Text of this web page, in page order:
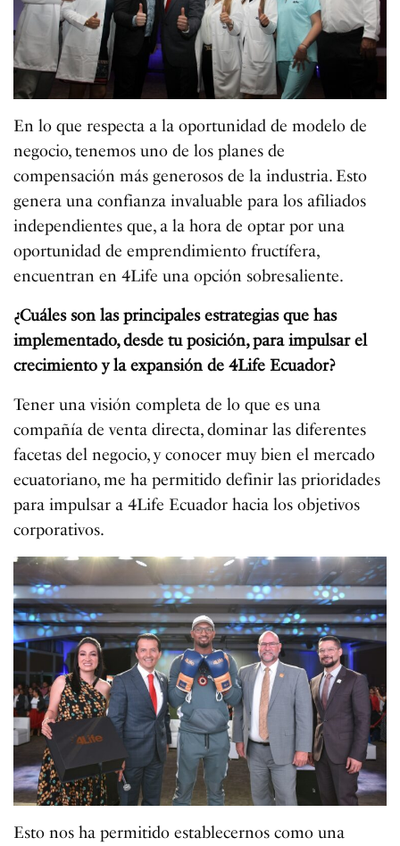
En lo que respecta a la oportunidad de modelo de
negocio, tenemos uno de los planes de
compensación más generosos de la industria. Esto
genera una confianza invaluable para los afiliados
independientes que, a la hora de optar por una
oportunidad de emprendimiento fructífera,
encuentran en 4Life una opción sobresaliente.
¿Cuáles son las principales estrategias que has
implementado, desde tu posición, para impulsar el
crecimiento y la expansión de 4Life Ecuador?
Tener una visión completa de lo que es una
compañía de venta directa, dominar las diferentes
facetas del negocio, y conocer muy bien el mercado
ecuatoriano, me ha permitido definir las prioridades
para impulsar a 4Life Ecuador hacia los objetivos
corporativos.
Esto nos ha permitido establecernos como una